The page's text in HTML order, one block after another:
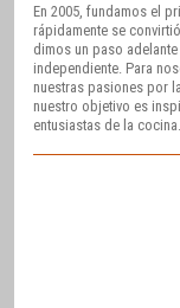
En 2005, fundamos el
rápidamente se
dimos un paso
independiente. Para
nuestras pasiones por
nuestro objetivo es
entusiastas de la cocina.